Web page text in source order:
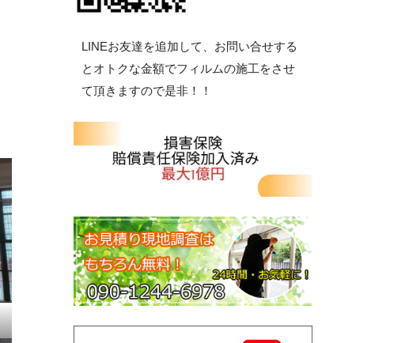
LINEお友達を追加して、お問い合せする
とオトクな金額でフィルムの施工をさせ
て頂きますので是非！！